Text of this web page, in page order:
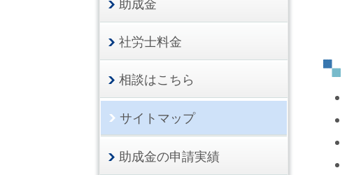
助成金
社労士料金
相談はこちら
サイトマップ
助成金の申請実績